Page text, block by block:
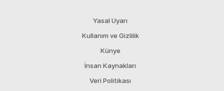
Yasal Uyarı
Kullanım ve Gizlilik
Künye
İnsan Kaynakları
Veri Politikası